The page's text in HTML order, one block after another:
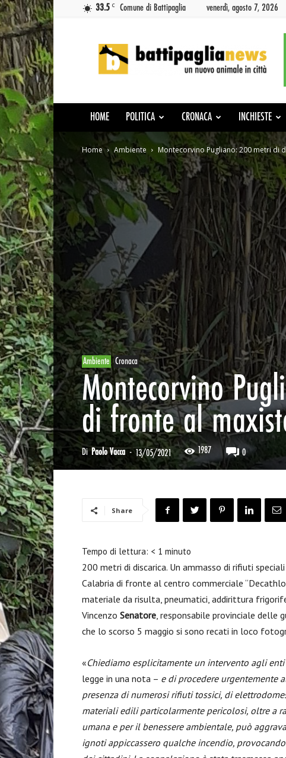
33.5 C Comune di Battipaglia venerdì, agosto 7, 2026
News
HOME POLITICA CRONACA INCHIESTE
Home Ambiente Montecorvino Pugliano: 200 metri di
Ambiente Cronaca
Montecorvino
di fronte al
Di Paolo Vacca - 13/05/2021 1987 0
Share
Tempo di lettura: < 1 minuto
200 metri di discarica. Un ammasso di rifiuti
Calabria di fronte al centro commerciale
materiale da risulta, pneumatici, addirittura
Vincenzo Senatore, responsabile provinciale delle
che lo scorso 5 maggio si sono recati in loco
«Chiediamo esplicitamente un intervento agli
legge in una nota – e di procedere urgentemente
presenza di numerosi rifiuti tossici, di
materiali edili particolarmente pericolosi, oltre a
umana e per il benessere ambientale, può
ignoti appiccassero qualche incendio,